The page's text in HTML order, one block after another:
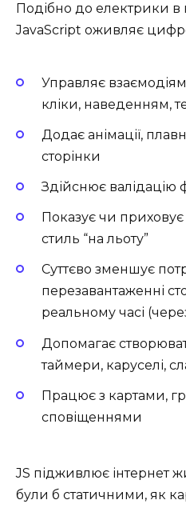
Подібно до електрики
JavaScript оживляє
Управляє
кліки, наведенням,
Додає анімації,
сторінки
Здійснює валідацію
Показує чи
стиль “на льоту”
Суттєво зменшує
перезавантаженні
реальному часі
Допомагає
таймери, каруселі,
Працює з картами,
сповіщеннями
JS підживлює інтернет
були б статичними, як